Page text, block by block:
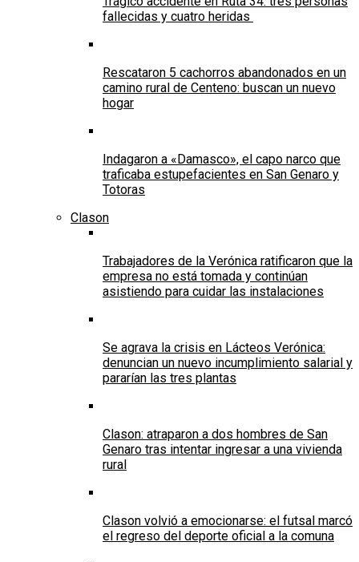
fallecidas y cuatro heridas
Rescataron 5 cachorros abandonados en un
camino rural de Centeno: buscan un nuevo
hogar
Indagaron a «Damasco», el capo narco que
traficaba estupefacientes en San Genaro y
Totoras
Clason
Trabajadores de la Verónica ratificaron que la
empresa no está tomada y continúan
asistiendo para cuidar las instalaciones
Se agrava la crisis en Lácteos Verónica:
denuncian un nuevo incumplimiento salarial y
pararían las tres plantas
Clason: atraparon a dos hombres de San
Genaro tras intentar ingresar a una vivienda
rural
Clason volvió a emocionarse: el futsal marcó
el regreso del deporte oficial a la comuna